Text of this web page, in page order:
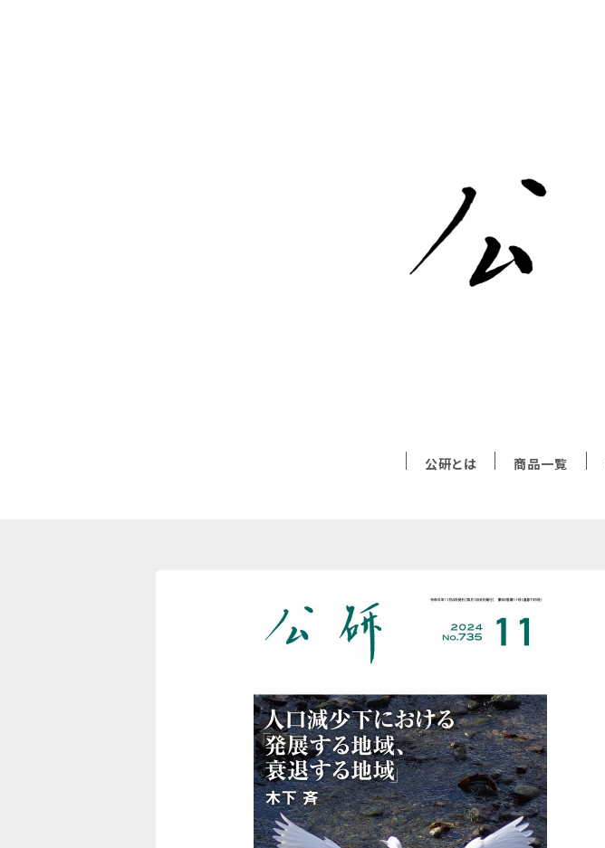
公研とは 商品一覧